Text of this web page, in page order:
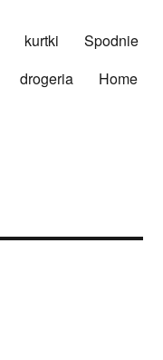
kurtki Spodnie
drogeria Home